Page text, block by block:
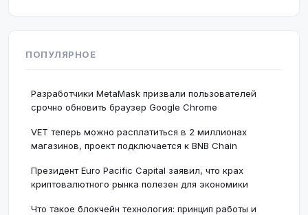
ПОПУЛЯРНОЕ
Разработчики MetaMask призвали пользователей
срочно обновить браузер Google Chrome
VET теперь можно расплатиться в 2 миллионах
магазинов, проект подключается к BNB Chain
Президент Euro Pacific Capital заявил, что крах
криптовалютного рынка полезен для экономики
Что такое блокчейн технология: принцип работы и